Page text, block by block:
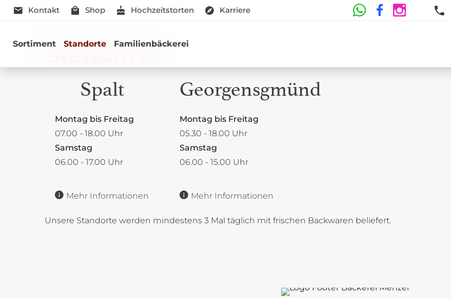
Kontakt Shop Hochzeitstorten Karriere
Sortiment Standorte Familienbäckerei
Standorte
Spalt
Montag bis Freitag
07.00 - 18.00 Uhr
Samstag
06.00 - 17.00 Uhr
Mehr Informationen
Georgensgmünd
Montag bis Freitag
05.30 - 18.00 Uhr
Samstag
06.00 - 15.00 Uhr
Mehr Informationen
Unsere Standorte werden mindestens 3 Mal täglich mit frischen Backwaren beliefert.